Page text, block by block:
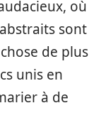
où
sont
de plus
unis en
à de